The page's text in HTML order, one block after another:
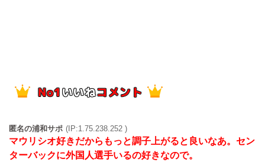
匿名の浦和サポ (IP:1.75.238.252 )
マウリシオ好きだからもっと調子上がると良いなあ。セン
ターバックに外国人選手いるの好きなので。